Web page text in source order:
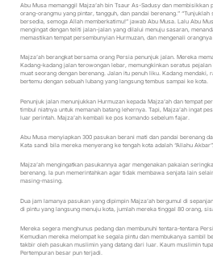
Abu Musa memanggil Majza’ah bin Tsaur As-Sadusy dan
orang-orangmu yang pintar, tangguh, dan pandai berenang.” “Tunjuklah
bersedia, semoga Allah memberkatimu!” jawab Abu Musa. Lalu Abu
mengingat dengan teliti jalan-jalan yang dilalui menuju sasaran,
memastikan tempat persembunyian Hurmuzan, dan mengenali
Majza’ah berangkat bersama orang Persia penunjuk jalan. Mereka
Kadang-kadang jalan terowongan lebar, memungkinkan seratus
muat seorang dengan berenang. Jalan itu penuh liku. Kadang mendaki,
bertemu dengan sebuah lubang yang langsung tembus sampai ke kota.
Penunjuk jalan menunjukkan Hurmuzan kepada Majza’ah dan tempat
timbul niatnya untuk memanah batang lehernya. Tapi, Majza’ah ingat
luar perintah. Majza’ah kembali ke pos komando sebelum fajar.
Abu Musa menyiapkan 300 pasukan berani mati dan pandai berenang
Kata sandi bila mereka menyerang ke tengah kota adalah “Allahu Akbar”.
Majza’ah mengingatkan pasukannya agar mengenakan pakaian
berenang. Ia pun memerintahkan agar tidak membawa senjata lain
masing-masing.
Dua jam lamanya pasukan yang dipimpin Majza’ah bergumul di
di pintu yang langsung menuju kota, jumlah mereka tinggal 80 orang,
Mereka segera menghunus pedang dan membunuhi tentara-tentara
Kemudian mereka melompat ke segala pintu dan membukanya sambil
takbir oleh pasukan muslimin yang datang dari luar. Kaum muslimin
Pertempuran besar pun terjadi.